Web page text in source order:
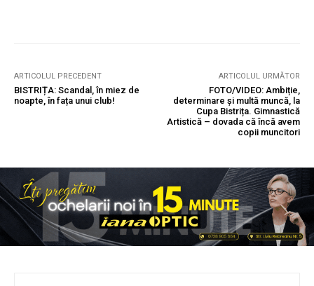
ARTICOLUL PRECEDENT
BISTRIȚA: Scandal, în miez de
noapte, în fața unui club!
ARTICOLUL URMĂTOR
FOTO/VIDEO: Ambiție,
determinare și multă muncă, la
Cupa Bistrița. Gimnastică
Artistică – dovada că încă avem
copii muncitori